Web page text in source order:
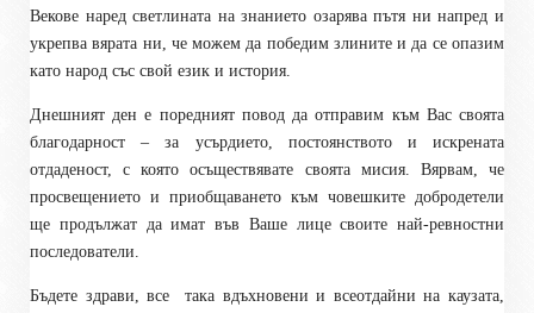
Векове наред светлината на знанието озарява пътя ни напред и
укрепва вярата ни, че можем да победим злините и да се опазим
като народ със свой език и история.
Днешният ден е поредният повод да отправим към Вас своята
благодарност – за усърдието, постоянството и искрената
отдаденост, с която осъществявате своята мисия. Вярвам, че
просвещението и приобщаването към човешките добродетели
ще продължат да имат във Ваше лице своите най-ревностни
последователи.
Бъдете здрави, все
така вдъхновени и всеотдайни на каузата,